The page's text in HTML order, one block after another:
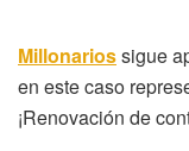
Millonariossigue
en este caso
¡Renovación de